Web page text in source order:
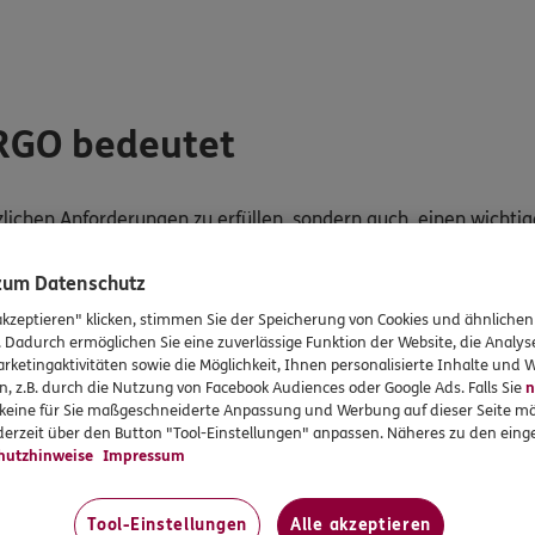
bedeutet
Anforderungen zu erfüllen, sondern auch, einen
und Inklusion in die tägliche Arbeits- und
Formen von Einschränkungen haben, um
und Services gut nutzen können. Deshalb wird
verwendet ERGO auf den Websites und mobilen
Datenschutz
klicken, stimmen Sie der Speicherung von Cookies und
ermöglichen Sie eine zuverlässige Funktion der Website, die
sowie die Möglichkeit, Ihnen personalisierte Inhalte und
z.B. durch die Nutzung von Facebook Audiences oder Google Ads. Falls Sie
für Sie maßgeschneiderte Anpassung und Werbung auf dieser Seite
über den Button "Tool-Einstellungen" anpassen. Näheres zu den
Impressum
Tool-Einstellungen Alle akzeptieren